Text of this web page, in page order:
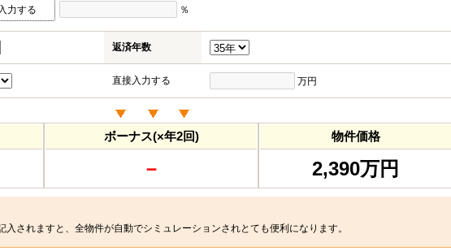
力する ％
返済年数
直接入力する 万円
ボーナス(×年2回)
－
物件価格
2,390万円
入されますと、全物件が自動でシミュレーションされとても便利になります。